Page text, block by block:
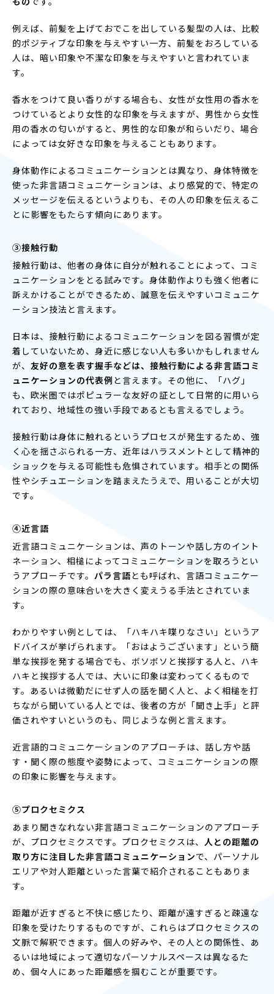
例えば、前髪を上げておでこを出している髪型の人は、比較
的ポジティブな印象を与えやすい一方、前髪をおろしている
人は、暗い印象や不潔な印象を与えやすいと言われていま
す。
香水をつけて良い香りがする場合も、女性が女性用の香水を
つけているとより女性的な印象を与えますが、男性から女性
用の香水の匂いがすると、男性的な印象が和らいだり、場合
によっては女好きな印象を与えることもあります。
身体動作によるコミュニケーションとは異なり、身体特徴を
使った非言語コミュニケーションは、より感覚的で、特定の
メッセージを伝えるというよりも、その人の印象を伝えるこ
とに影響をもたらす傾向にあります。
③接触行動
接触行動は、他者の身体に自分が触れることによって、コミ
ュニケーションをとる試みです。身体動作よりも強く他者に
訴えかけることができるため、誠意を伝えやすいコミュニケ
ーション技法と言えます。
日本は、接触行動によるコミュニケーションを図る習慣が定
着していないため、身近に感じない人も多いかもしれません
が、 友好の意を表す握手などは、接触行動による非言語コミ
ュニケーションの代表例と言えます。その他に、「ハグ」
も、欧米圏ではポピュラーな友好の証として日常的に用いら
れており、地域性の強い手段であるとも言えるでしょう。
接触行動は身体に触れるというプロセスが発生するため、強
く心を揺さぶられる一方、近年はハラスメントとして精神的
ショックを与える可能性も危惧されています。相手との関係
性やシチュエーションを踏まえたうえで、用いることが大切
です。
④近言語
近言語コミュニケーションは、声のトーンや話し方のイント
ネーション、相槌によってコミュニケーションを取ろうとい
うアプローチです。 パラ言語とも呼ばれ、言語コミュニケー
ションの際の意味合いを大きく変えうる手法とされていま
す。
わかりやすい例としては、「ハキハキ喋りなさい」というア
ドバイスが挙げられます。「おはようございます」という簡
単な挨拶を発する場合でも、ボソボソと挨拶する人と、ハキ
ハキと挨拶する人では、大いに印象は変わってくるもので
す。あるいは微動だにせず人の話を聞く人と、よく相槌を打
ちながら聞いている人とでは、後者の方が「聞き上手」と評
価されやすいというのも、同じような例と言えます。
近言語的コミュニケーションのアプローチは、話し方や話
す・聞く際の態度や姿勢によって、コミュニケーションの際
の印象に影響を与えます。
⑤プロクセミクス
あまり聞きなれない非言語コミュニケーションのアプローチ
が、プロクセミクスです。プロクセミクスは、 人との距離の
取り方に注目した非言語コミュニケーションで、パーソナル
エリアや対人距離といった言葉で紹介されることもありま
す。
距離が近すぎると不快に感じたり、距離が遠すぎると疎遠な
印象を受けたりするものですが、これらはプロクセミクスの
文脈で解釈できます。個人の好みや、その人との関係性、あ
るいは地域によって適切なパーソナルスペースは異なるた
め、個々人にあった距離感を掴むことが重要です。